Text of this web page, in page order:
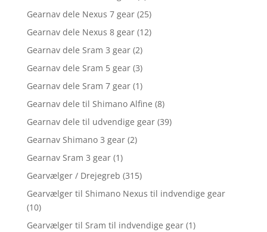
Gearnav dele Nexus 7 gear (25)
Gearnav dele Nexus 8 gear (12)
Gearnav dele Sram 3 gear (2)
Gearnav dele Sram 5 gear (3)
Gearnav dele Sram 7 gear (1)
Gearnav dele til Shimano Alfine (8)
Gearnav dele til udvendige gear (39)
Gearnav Shimano 3 gear (2)
Gearnav Sram 3 gear (1)
Gearvælger / Drejegreb (315)
Gearvælger til Shimano Nexus til indvendige gear
(10)
Gearvælger til Sram til indvendige gear (1)